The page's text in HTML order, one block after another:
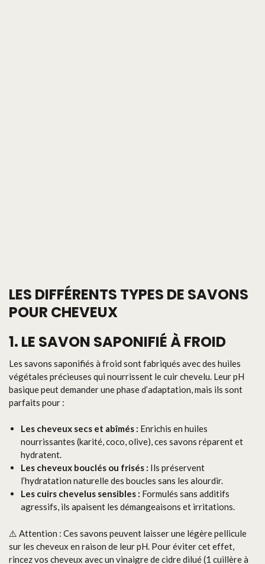
LES DIFFÉRENTS TYPES DE SAVONS
POUR CHEVEUX
1. LE SAVON SAPONIFIÉ À FROID
Les savons saponifiés à froid sont fabriqués avec des huiles
végétales précieuses qui nourrissent le cuir chevelu. Leur pH
basique peut demander une phase d’adaptation, mais ils sont
parfaits pour :
Les cheveux secs et abîmés : Enrichis en huiles
nourrissantes (karité, coco, olive), ces savons réparent et
hydratent.
Les cheveux bouclés ou frisés : Ils préservent
l’hydratation naturelle des boucles sans les alourdir.
Les cuirs chevelus sensibles : Formulés sans additifs
agressifs, ils apaisent les démangeaisons et irritations.
⚠️ Attention : Ces savons peuvent laisser une légère pellicule
sur les cheveux en raison de leur pH. Pour éviter cet effet,
rincez vos cheveux avec un vinaigre de cidre dilué (1 cuillère à